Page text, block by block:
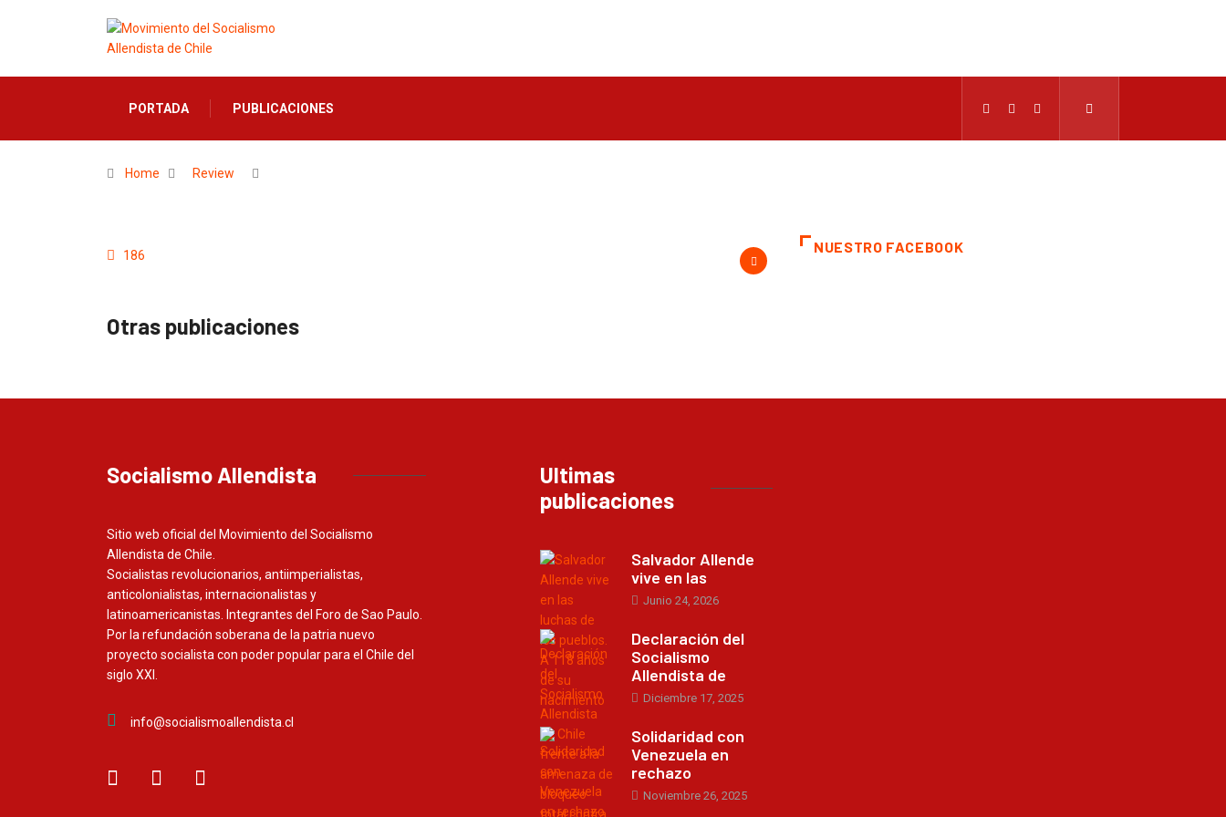
PORTADA PUBLICACIONES
Home Review
186
Otras publicaciones
NUESTRO FACEBOOK
Socialismo Allendista
Sitio web oficial del Movimiento del Socialismo
Allendista de Chile.
Socialistas revolucionarios, antiimperialistas,
anticolonialistas, internacionalistas y
latinoamericanistas. Integrantes del Foro de Sao Paulo.
Por la refundación soberana de la patria nuevo
proyecto socialista con poder popular para el Chile del
siglo XXI.
info@socialismoallendista.cl
Ultimas
publicaciones
Salvador Allende
vive en las
Junio 24, 2026
Declaración del
Socialismo
Allendista de
Diciembre 17, 2025
Solidaridad con
Venezuela en
rechazo
Noviembre 26, 2025